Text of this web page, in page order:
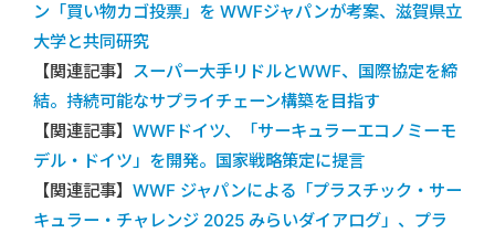
ン「買い物カゴ投票」を WWFジャパンが考案、滋賀県立
大学と共同研究
【関連記事】 スーパー大手リドルとWWF、国際協定を締
結。持続可能なサプライチェーン構築を目指す
【関連記事】 WWFドイツ、「サーキュラーエコノミーモ
デル・ドイツ」を開発。国家戦略策定に提言
【関連記事】 WWF ジャパンによる「プラスチック・サー
キュラー・チャレンジ 2025 みらいダイアログ」、プラ